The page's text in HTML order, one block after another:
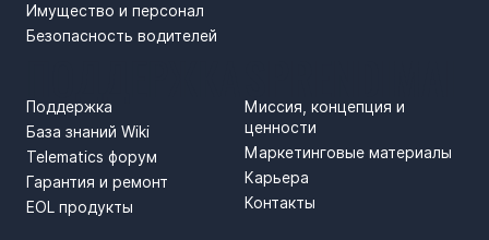
Имущество и персонал
Безопасность водителей
Миссия, концепция и
ценности
Маркетинговые материалы
Карьера
Контакты
Поддержка
База знаний Wiki
Telematics форум
Гарантия и ремонт
EOL продукты